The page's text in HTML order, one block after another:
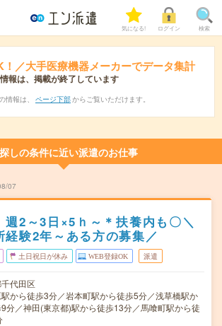
気になる! ログイン 検索
！／大手医療機器メーカーでデータ集計
報は、掲載が終了しています
情報は、 ページ下部 からご覧いただけます。
しの条件に近い派遣のお仕事
07
週2～3日×5ｈ～＊扶養内も〇＼
経験2年～ある方の募集／
土日祝日が休み WEB登録OK 派遣
代田区
から徒歩3分／岩本町駅から徒歩5分／浅草橋駅か
9分／神田(東京都)駅から徒歩13分／馬喰町駅から徒